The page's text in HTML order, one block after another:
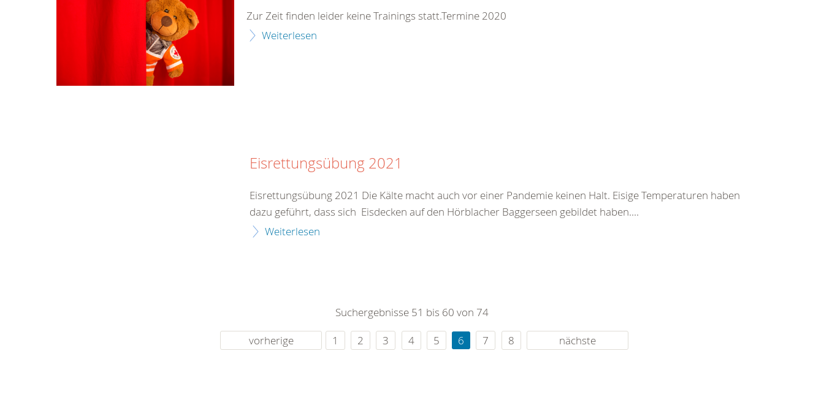
Zur Zeit finden leider keine Trainings statt.Termine 2020
Weiterlesen
Eisrettungsübung 2021
Eisrettungsübung 2021 Die Kälte macht auch vor einer Pandemie keinen Halt. Eisige Temperaturen haben
dazu geführt, dass sich Eisdecken auf den Hörblacher Baggerseen gebildet haben....
Weiterlesen
Suchergebnisse 51 bis 60 von 74
vorherige
1 2 3 4 5 6 7 8 nächste